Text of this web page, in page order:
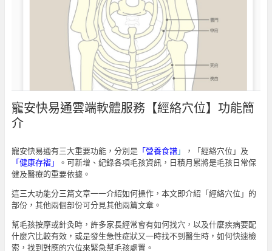
寵安快易通雲端軟體服務【經絡穴位】功能簡
介
寵安快易通有三大重要功能，分別是「營養食譜」
，「經絡穴位」及
「健康存褶」
。可新增、紀錄各項毛孩資訊，日積月累將是毛孩日常保
健及醫療的重要依據。
這三大功能分三篇文章一一介紹如何操作，本文即介紹「經絡穴位」的
部份，其他兩個部份可分見其他兩篇文章。
幫毛孩按摩或針灸時，許多家長經常會有如何找穴，以及什麼疾病要配
什麼穴比較有效，或是發生急性症狀又一時找不到醫生時，如何快速檢
索，找到對應的穴位來緊急幫毛孩處置。